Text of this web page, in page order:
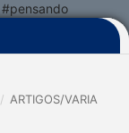
/ ARTIGOS/VARIA